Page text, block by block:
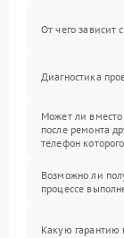
От чего зависит
Диагностика
Может ли вместо
после ремонта
телефон
Возможно ли
процессе
Какую гарантию